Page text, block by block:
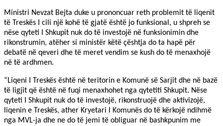
Ministri Nevzat Bejta duke u prononcuar reth problemit të liqenit
të Treskës I cili një kohë të gjatë është jo funksional, u shpreh se
nëse qyteti I Shkupit nuk do të investojë në funksionimin dhe
rikonstrumin, atëher si ministër këtë çështja do ta hapë për
debatë në qeveri dhe të meret vendim se kush do të menaxhojë
në të ardhmen.
“Liqeni I Treskës është në teritorin e Komunë së Sarjit dhe në bazë
të ligjit që është në fuqi menaxhohet nga qytetiti Shkupit. Nëse
qyteti I Shkupit nuk do të investojë, rikonstruojë dhe aktivizojë,
liqenin e Treskës, ather Kryetari I Komunës do të kërkojë ndihmë
nga MVL-ja dhe ne do të jemi të obliguar në bashkpunim me